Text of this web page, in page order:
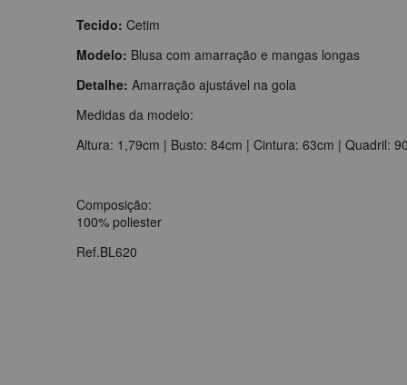
Tecido: Cetim
Modelo: Blusa com amarração e mangas longas
Detalhe: Amarração ajustável na gola
Medidas da modelo:
Altura: 1,79cm | Busto: 84cm | Cintura: 63cm | Quadril:
Composição:
100% poliester
Ref.BL620